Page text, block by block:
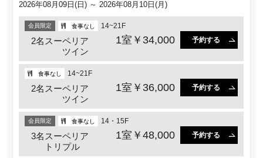
2026年08月09日(日) ～ 2026年08月10日(月)
会員限定 食事なし 14~21F
2名スーペリア
ツイン
1室￥34,000 予約する
食事なし 14~21F
2名スーペリア
ツイン
1室￥36,000 予約する
会員限定 食事なし 14・15F
3名スーペリア
トリプル
1室￥48,000 予約する